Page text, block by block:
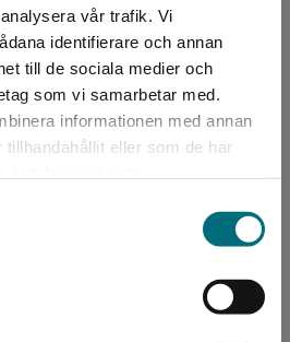
vår trafik. Vi
identifierare och annan
till de sociala medier och
som vi samarbetar med.
informationen med annan
eller som de har
fraktregion
besöker
via en enhet utanför
slutföra ett köp måste
är född 1988 i Gävle, men
Hon jobbar till vardags
och manusförfattare i